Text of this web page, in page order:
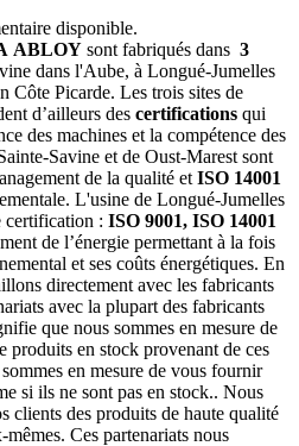
disponible.
ABLOY sont fabriqués dans 3
dans l'Aube, à Longué-Jumelles
Côte Picarde. Les trois sites de
d’ailleurs des certifications qui
des machines et la compétence des
Savine et de Oust-Marest sont
de la qualité et ISO 14001
L'usine de Longué-Jumelles
certification : ISO 9001, ISO 14001
de l’énergie permettant à la fois
et ses coûts énergétiques. En
directement avec les fabricants
avec la plupart des fabricants
que nous sommes en mesure de
produits en stock provenant de ces
en mesure de vous fournir
si ils ne sont pas en stock.. Nous
clients des produits de haute qualité
Ces partenariats nous